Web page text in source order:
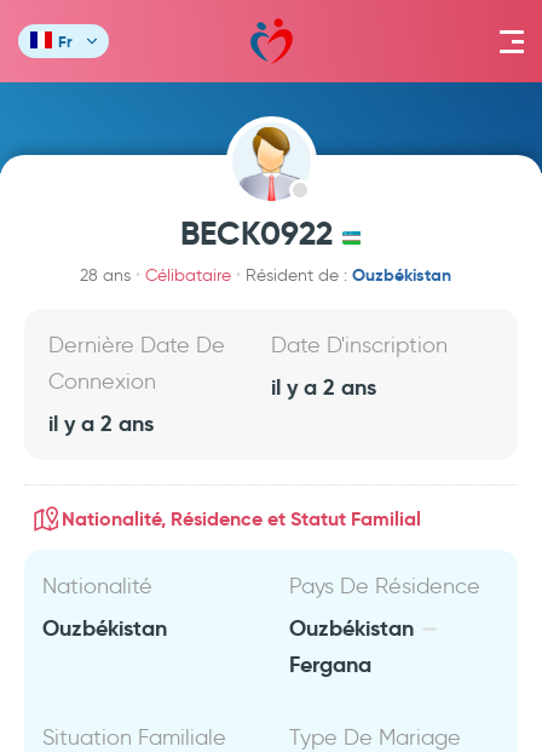
Fr
BECK0922
28 ans Célibataire Résident de : Ouzbékistan
Dernière Date De
Connexion
il y a 2 ans
Date D'inscription
il y a 2 ans
Nationalité, Résidence et Statut Familial
Nationalité
Ouzbékistan
Pays De Résidence
Ouzbékistan
Fergana
Situation Familiale Type De Mariage